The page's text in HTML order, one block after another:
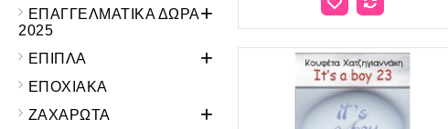
ΕΠΑΓΓΕΛΜΑΤΙΚΑ ΔΩΡΑ
2025
+
ΕΠΙΠΛΑ +
ΕΠΟΧΙΑΚΑ
ΖΑΧΑΡΩΤΑ
+